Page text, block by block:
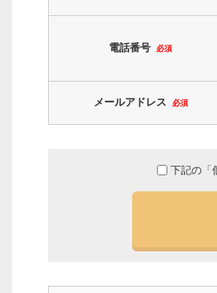
電話番号 必須
メールアドレス 必須
下記の「